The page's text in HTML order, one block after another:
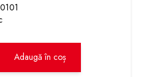
Adaugă în coș